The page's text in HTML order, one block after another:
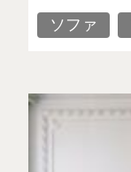
ソファ